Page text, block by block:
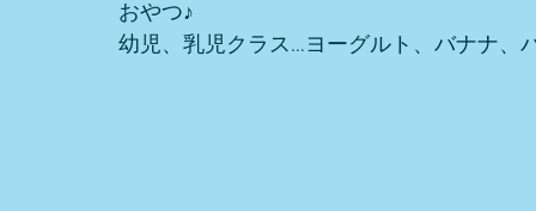
おやつ♪
幼児、乳児クラス…ヨーグルト、バナナ、